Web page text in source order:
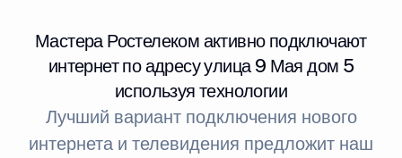
Мастера Ростелеком активно подключают
интернет по адресу улица 9 Мая дом 5
используя технологии
Лучший вариант подключения нового
интернета и телевидения предложит наш